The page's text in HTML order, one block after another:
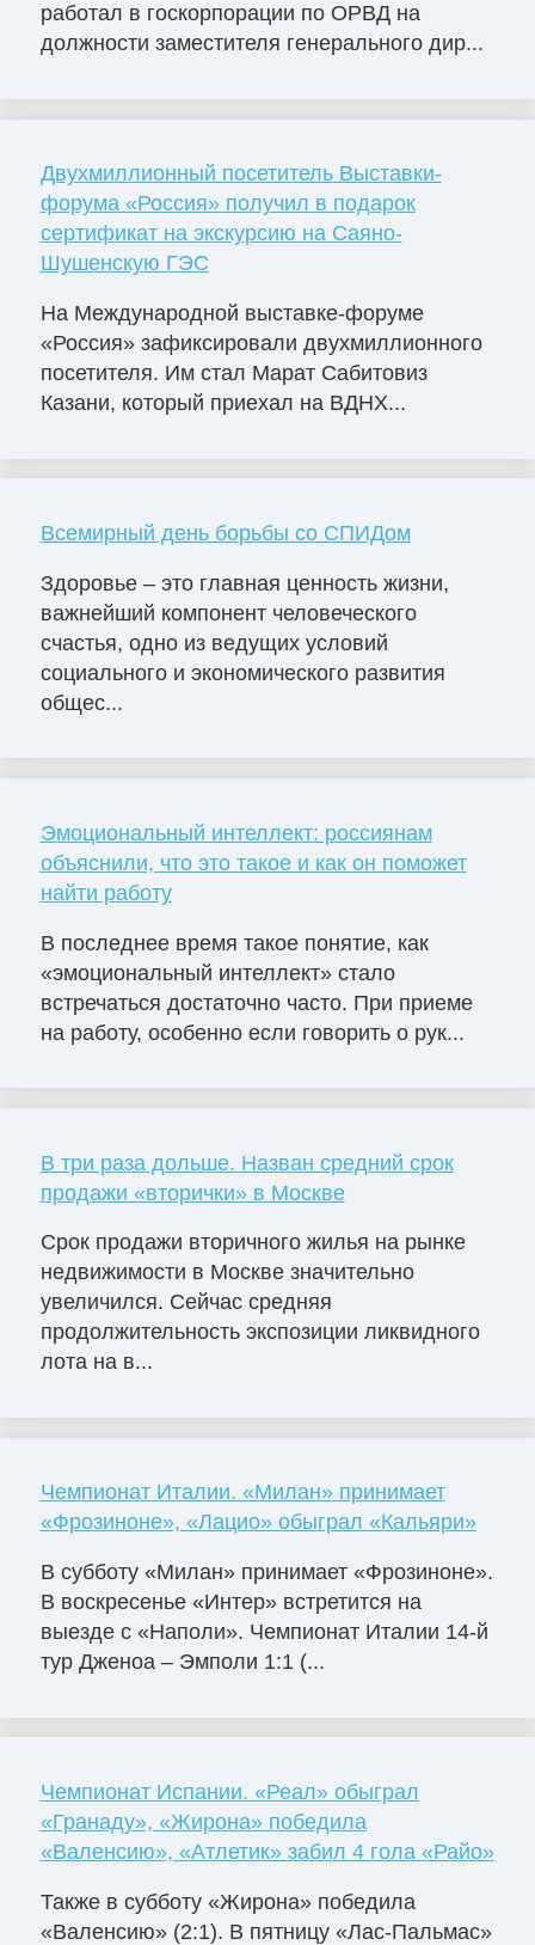
работал в госкорпорации по ОРВД на
должности заместителя генерального дир...
Двухмиллионный посетитель Выставки-
форума «Россия» получил в подарок
сертификат на экскурсию на Саяно-
Шушенскую ГЭС
На Международной выставке-форуме
«Россия» зафиксировали двухмиллионного
посетителя. Им стал Марат Сабитовиз
Казани, который приехал на ВДНХ...
Всемирный день борьбы со СПИДом
Здоровье – это главная ценность жизни,
важнейший компонент человеческого
счастья, одно из ведущих условий
социального и экономического развития
общес...
Эмоциональный интеллект: россиянам
объяснили, что это такое и как он поможет
найти работу
В последнее время такое понятие, как
«эмоциональный интеллект» стало
встречаться достаточно часто. При приеме
на работу, особенно если говорить о рук...
В три раза дольше. Назван средний срок
продажи «вторички» в Москве
Срок продажи вторичного жилья на рынке
недвижимости в Москве значительно
увеличился. Сейчас средняя
продолжительность экспозиции ликвидного
лота на в...
Чемпионат Италии. «Милан» принимает
«Фрозиноне», «Лацио» обыграл «Кальяри»
В субботу «Милан» принимает «Фрозиноне».
В воскресенье «Интер» встретится на
выезде с «Наполи». Чемпионат Италии 14-й
тур Дженоа – Эмполи 1:1 (...
Чемпионат Испании. «Реал» обыграл
«Гранаду», «Жирона» победила
«Валенсию», «Атлетик» забил 4 гола «Райо»
Также в субботу «Жирона» победила
«Валенсию» (2:1). В пятницу «Лас-Пальмас»